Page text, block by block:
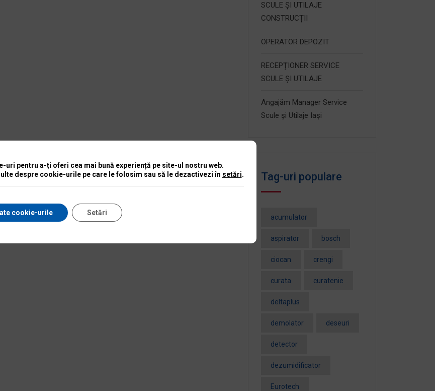
SCULE ȘI UTILAJE
CONSTRUCȚII
OPERATOR DEPOZIT
RECEPȚIONER SERVICE
SCULE ȘI UTILAJE
Angajăm Manager Service
Scule și Utilaje Iași
Tag-uri populare
acumulator
aspirator bosch
ciocan crengi
curata curatenie
deltaplus
demolator deseuri
detector
dezumidificator
Eurotech
uri pentru a-ți oferi cea mai bună experiență pe site-ul nostru web.
despre cookie-urile pe care le folosim sau să le dezactivezi în setări.
cookie-urile Setări